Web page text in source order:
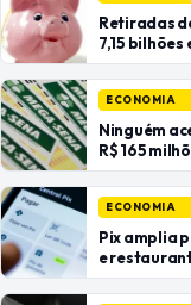
Retiradas
7,15 bilhões
ECONOMIA
Ninguém
R$ 165
ECONOMIA
Pix amplia
e